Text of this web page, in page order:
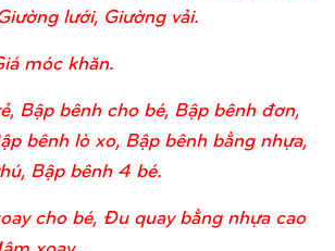
lưới, Giường vải.
móc khăn.
Bập bênh cho bé, Bập bênh đơn,
bênh lò xo, Bập bênh bằng nhựa,
Bập bênh 4 bé.
cho bé, Đu quay bằng nhựa cao
xoay.